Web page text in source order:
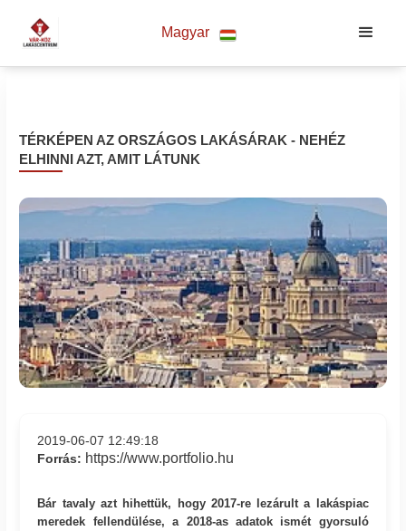
Magyar
TÉRKÉPEN AZ ORSZÁGOS LAKÁSÁRAK - NEHÉZ
ELHINNI AZT, AMIT LÁTUNK
2019-06-07 12:49:18
Forrás: https://www.portfolio.hu
Bár tavaly azt hihettük, hogy 2017-re lezárult a lakáspiac
meredek fellendülése, a 2018-as adatok ismét gyorsuló